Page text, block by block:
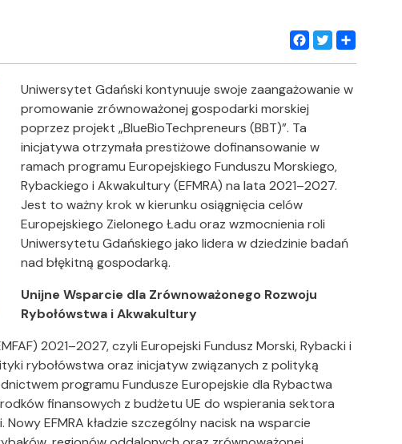
Facebook
Twitter
Share
Uniwersytet Gdański kontynuuje swoje zaangażowanie w
promowanie zrównoważonej gospodarki morskiej
poprzez projekt „BlueBioTechpreneurs (BBT)”. Ta
inicjatywa otrzymała prestiżowe dofinansowanie w
ramach programu Europejskiego Funduszu Morskiego,
Rybackiego i Akwakultury (EFMRA) na lata 2021–2027.
Jest to ważny krok w kierunku osiągnięcia celów
Europejskiego Zielonego Ładu oraz wzmocnienia roli
Uniwersytetu Gdańskiego jako lidera w dziedzinie badań
nad błękitną gospodarką.
Unijne Wsparcie dla Zrównoważonego Rozwoju
Rybołówstwa i Akwakultury
2021–2027, czyli Europejski Fundusz Morski, Rybacki i
rybołówstwa oraz inicjatyw związanych z polityką
programu Fundusze Europejskie dla Rybactwa
finansowych z budżetu UE do wspierania sektora
EFMRA kładzie szczególny nacisk na wsparcie